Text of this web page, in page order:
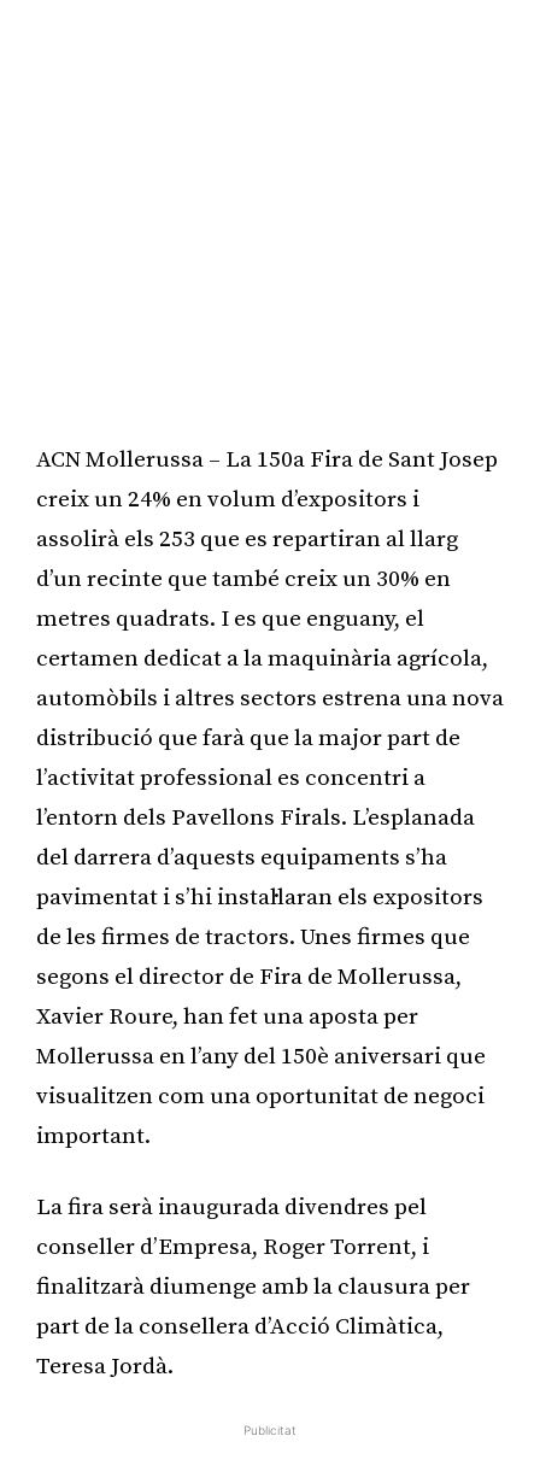
ACN Mollerussa – La 150a Fira de Sant Josep
creix un 24% en volum d’expositors i
assolirà els 253 que es repartiran al llarg
d’un recinte que també creix un 30% en
metres quadrats. I es que enguany, el
certamen dedicat a la maquinària agrícola,
automòbils i altres sectors estrena una nova
distribució que farà que la major part de
l’activitat professional es concentri a
l’entorn dels Pavellons Firals. L’esplanada
del darrera d’aquests equipaments s’ha
pavimentat i s’hi instal·laran els expositors
de les firmes de tractors. Unes firmes que
segons el director de Fira de Mollerussa,
Xavier Roure, han fet una aposta per
Mollerussa en l’any del 150è aniversari que
visualitzen com una oportunitat de negoci
important.
La fira serà inaugurada divendres pel
conseller d’Empresa, Roger Torrent, i
finalitzarà diumenge amb la clausura per
part de la consellera d’Acció Climàtica,
Teresa Jordà.
Publicitat